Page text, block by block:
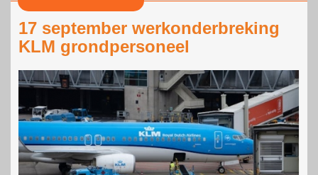
17 september werkonderbreking
KLM grondpersoneel